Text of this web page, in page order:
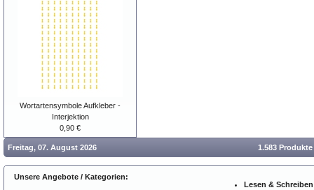
Wortartensymbole Aufkleber -
Interjektion
0,90 €
Freitag, 07. August 2026 1.583
Unsere Angebote / Kategorien:
Lesen & Schreiben